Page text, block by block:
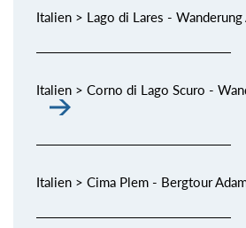
Italien > Lago di Lares - Wanderung
Italien > Corno di Lago Scuro -
Italien > Cima Plem - Bergtour